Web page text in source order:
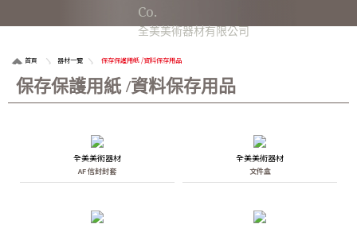
Co.
全美美術器材有限公司
首頁 器材一覽 保存保護用紙 /資料保存用品
保存保護用紙 /資料保存用品
全美美術器材
AF 信封封套
全美美術器材
文件盒